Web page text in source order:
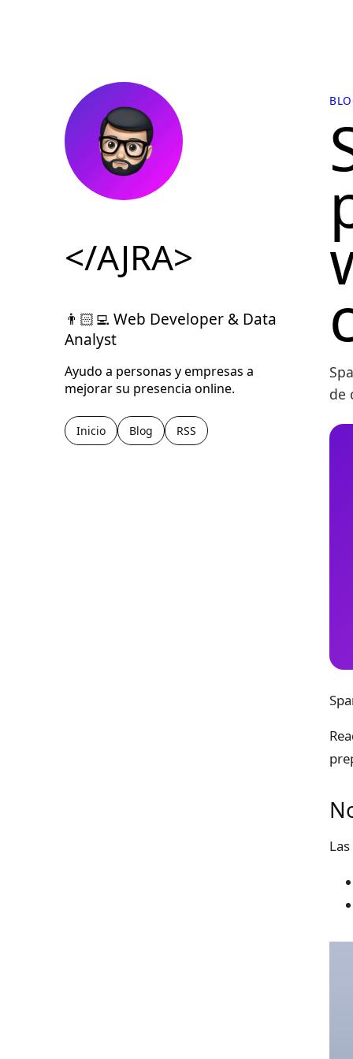
</AJRA>
👨🏻‍💻 Web Developer & Data
Analyst
Ayudo a personas y empresas a
mejorar su presencia online.
Inicio Blog RSS
de